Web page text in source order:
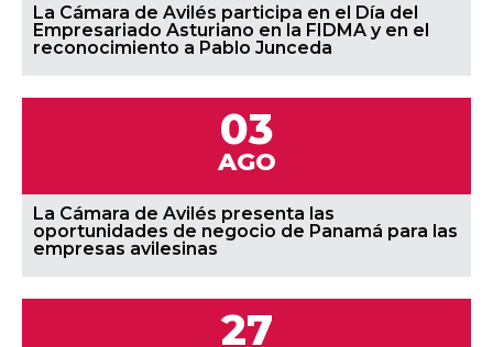
La Cámara de Avilés participa en el Día del
Empresariado Asturiano en la FIDMA y en el
reconocimiento a Pablo Junceda
03
AGO
La Cámara de Avilés presenta las
oportunidades de negocio de Panamá para las
empresas avilesinas
27